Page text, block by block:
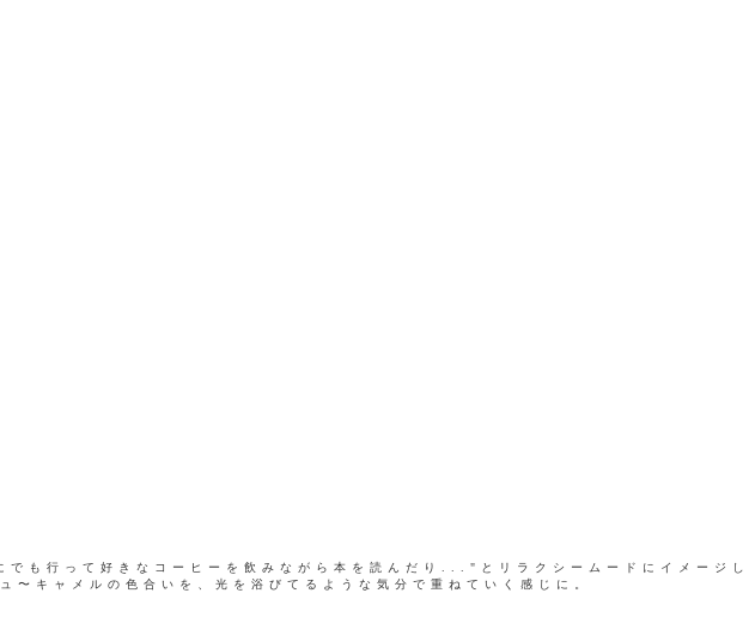
でも行って好きなコーヒーを飲みながら本を読んだり..."とリラクシームードにイメージ
〜キャメルの色合いを、光を浴びてるような気分で重ねていく感じに。